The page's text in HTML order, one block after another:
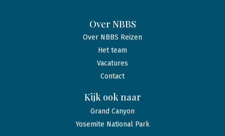
Over NBBS
Over NBBS Reizen
Het team
Vacatures
Contact
Kijk ook naar
Grand Canyon
Yosemite National Park